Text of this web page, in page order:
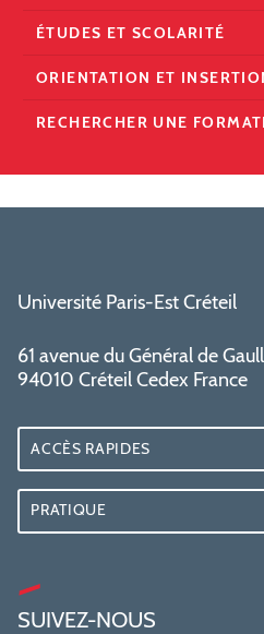
ÉTUDES ET SCOLARITÉ
ORIENTATION ET
RECHERCHER UNE
Université Paris-Est Créteil
61 avenue du Général de
94010 Créteil Cedex France
ACCÈS RAPIDES
PRATIQUE
SUIVEZ-NOUS